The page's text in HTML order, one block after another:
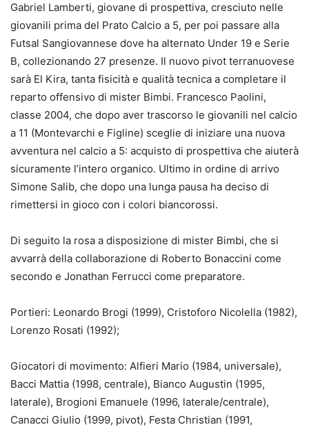
Gabriel Lamberti, giovane di prospettiva, cresciuto nelle
giovanili prima del Prato Calcio a 5, per poi passare alla
Futsal Sangiovannese dove ha alternato Under 19 e Serie
B, collezionando 27 presenze. Il nuovo pivot terranuovese
sarà El Kira, tanta fisicità e qualità tecnica a completare il
reparto offensivo di mister Bimbi. Francesco Paolini,
classe 2004, che dopo aver trascorso le giovanili nel calcio
a 11 (Montevarchi e Figline) sceglie di iniziare una nuova
avventura nel calcio a 5: acquisto di prospettiva che aiuterà
sicuramente l’intero organico. Ultimo in ordine di arrivo
Simone Salib, che dopo una lunga pausa ha deciso di
rimettersi in gioco con i colori biancorossi.
Di seguito la rosa a disposizione di mister Bimbi, che si
avvarrà della collaborazione di Roberto Bonaccini come
secondo e Jonathan Ferrucci come preparatore.
Portieri: Leonardo Brogi (1999), Cristoforo Nicolella (1982),
Lorenzo Rosati (1992);
Giocatori di movimento: Alfieri Mario (1984, universale),
Bacci Mattia (1998, centrale), Bianco Augustin (1995,
laterale), Brogioni Emanuele (1996, laterale/centrale),
Canacci Giulio (1999, pivot), Festa Christian (1991,